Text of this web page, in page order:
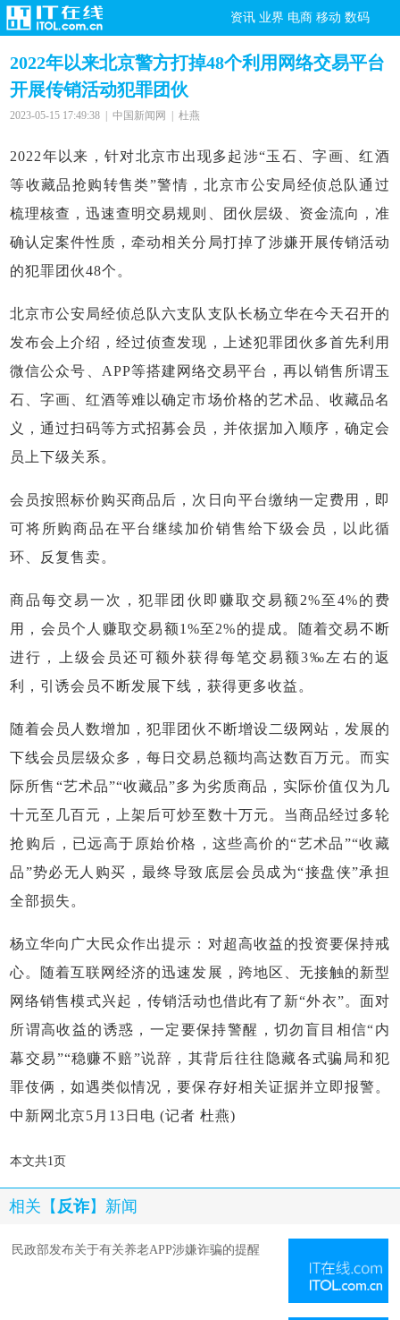
资讯 业界 电商 移动 数码
2022年以来北京警方打掉48个利用网络交易平台
开展传销活动犯罪团伙
2023-05-15 17:49:38 | 中国新闻网 | 杜燕
2022年以来，针对北京市出现多起涉“玉石、字画、红酒
等收藏品抢购转售类”警情，北京市公安局经侦总队通过
梳理核查，迅速查明交易规则、团伙层级、资金流向，准
确认定案件性质，牵动相关分局打掉了涉嫌开展传销活动
的犯罪团伙48个。
北京市公安局经侦总队六支队支队长杨立华在今天召开的
发布会上介绍，经过侦查发现，上述犯罪团伙多首先利用
微信公众号、APP等搭建网络交易平台，再以销售所谓玉
石、字画、红酒等难以确定市场价格的艺术品、收藏品名
义，通过扫码等方式招募会员，并依据加入顺序，确定会
员上下级关系。
会员按照标价购买商品后，次日向平台缴纳一定费用，即
可将所购商品在平台继续加价销售给下级会员，以此循
环、反复售卖。
商品每交易一次，犯罪团伙即赚取交易额2%至4%的费
用，会员个人赚取交易额1%至2%的提成。随着交易不断
进行，上级会员还可额外获得每笔交易额3‰左右的返
利，引诱会员不断发展下线，获得更多收益。
随着会员人数增加，犯罪团伙不断增设二级网站，发展的
下线会员层级众多，每日交易总额均高达数百万元。而实
际所售“艺术品”“收藏品”多为劣质商品，实际价值仅为几
十元至几百元，上架后可炒至数十万元。当商品经过多轮
抢购后，已远高于原始价格，这些高价的“艺术品”“收藏
品”势必无人购买，最终导致底层会员成为“接盘侠”承担
全部损失。
杨立华向广大民众作出提示：对超高收益的投资要保持戒
心。随着互联网经济的迅速发展，跨地区、无接触的新型
网络销售模式兴起，传销活动也借此有了新“外衣”。面对
所谓高收益的诱惑，一定要保持警醒，切勿盲目相信“内
幕交易”“稳赚不赔”说辞，其背后往往隐藏各式骗局和犯
罪伎俩，如遇类似情况，要保存好相关证据并立即报警。
中新网北京5月13日电 (记者 杜燕)
本文共1页
相关【 反诈】新闻
民政部发布关于有关养老APP涉嫌诈骗的提醒